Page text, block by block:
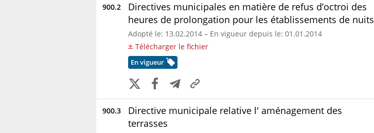
900.2
Directives municipales en matière de refus d’octroi des
heures de prolongation pour les établissements de nuits
Adopté le: 13.02.2014 – En vigueur depuis le: 01.01.2014
Télécharger le fichier
En vigueur
900.3
Directive municipale relative l' aménagement des
terrasses